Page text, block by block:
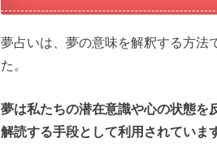
夢占いは、夢の意味を解釈する方法
た。
夢は私たちの潜在意識や心の状態を
解読する手段として利用されていま